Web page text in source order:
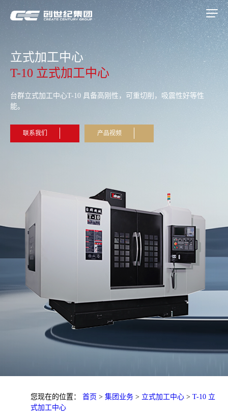
立式加工中心
T-10 立式加工中心
台群立式加工中心T-10 具备高刚性，可重切削，吸震性好等性
能。
联系我们 产品视频
您现在的位置： 首页 > 集团业务 > 立式加工中心 > T-10 立
式加工中心